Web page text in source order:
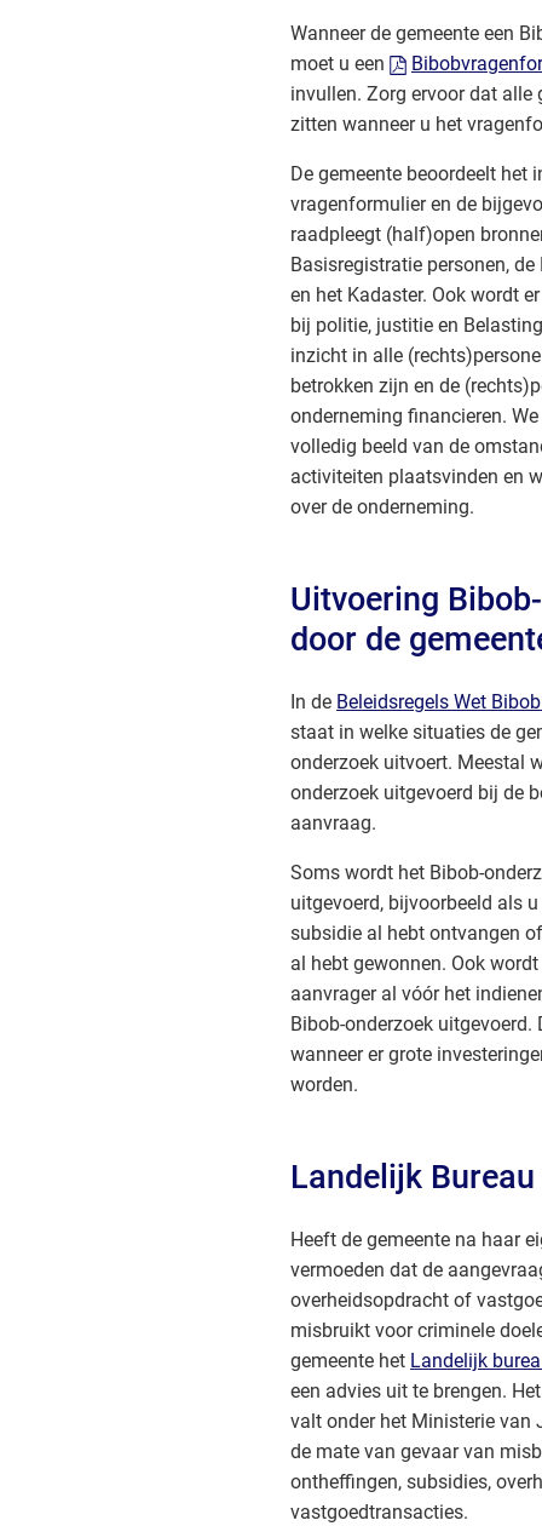
Wanneer de gemeente een
moet u een
invullen. Zorg ervoor dat alle
zitten wanneer u het
De gemeente beoordeelt het
vragenformulier en de
raadpleegt (half)open
Basisregistratie personen,
en het Kadaster. Ook wordt
bij politie, justitie en
inzicht in alle
betrokken zijn en de
onderneming financieren.
volledig beeld van de
activiteiten plaatsvinden en
over de onderneming.
Uitvoering
door de
In de Beleidsregels Wet
staat in welke situaties de
onderzoek uitvoert. Meestal
onderzoek uitgevoerd bij de
aanvraag.
Soms wordt het Bibob-
uitgevoerd, bijvoorbeeld als
subsidie al hebt ontvangen
al hebt gewonnen. Ook
aanvrager al vóór het
Bibob-onderzoek
wanneer er grote
worden.
Landelijk
Heeft de gemeente na haar
vermoeden dat de
overheidsopdracht of
misbruikt voor criminele
gemeente het Landelijk
een advies uit te brengen.
valt onder het Ministerie van
de mate van gevaar van
ontheffingen, subsidies,
vastgoedtransacties.